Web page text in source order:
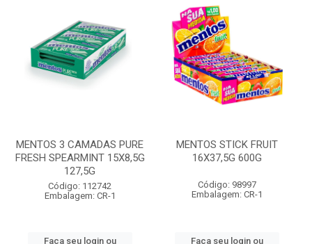
MENTOS 3 CAMADAS PURE
FRESH SPEARMINT 15X8,5G
127,5G
Código: 112742
Embalagem: CR-1
Faça seu login ou
MENTOS STICK FRUIT
16X37,5G 600G
Código: 98997
Embalagem: CR-1
Faça seu login ou